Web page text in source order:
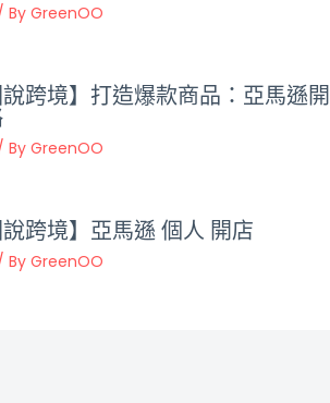
GreenOO
說跨境】打造爆款商品：亞馬遜開
GreenOO
說跨境】亞馬遜 個人 開店
GreenOO